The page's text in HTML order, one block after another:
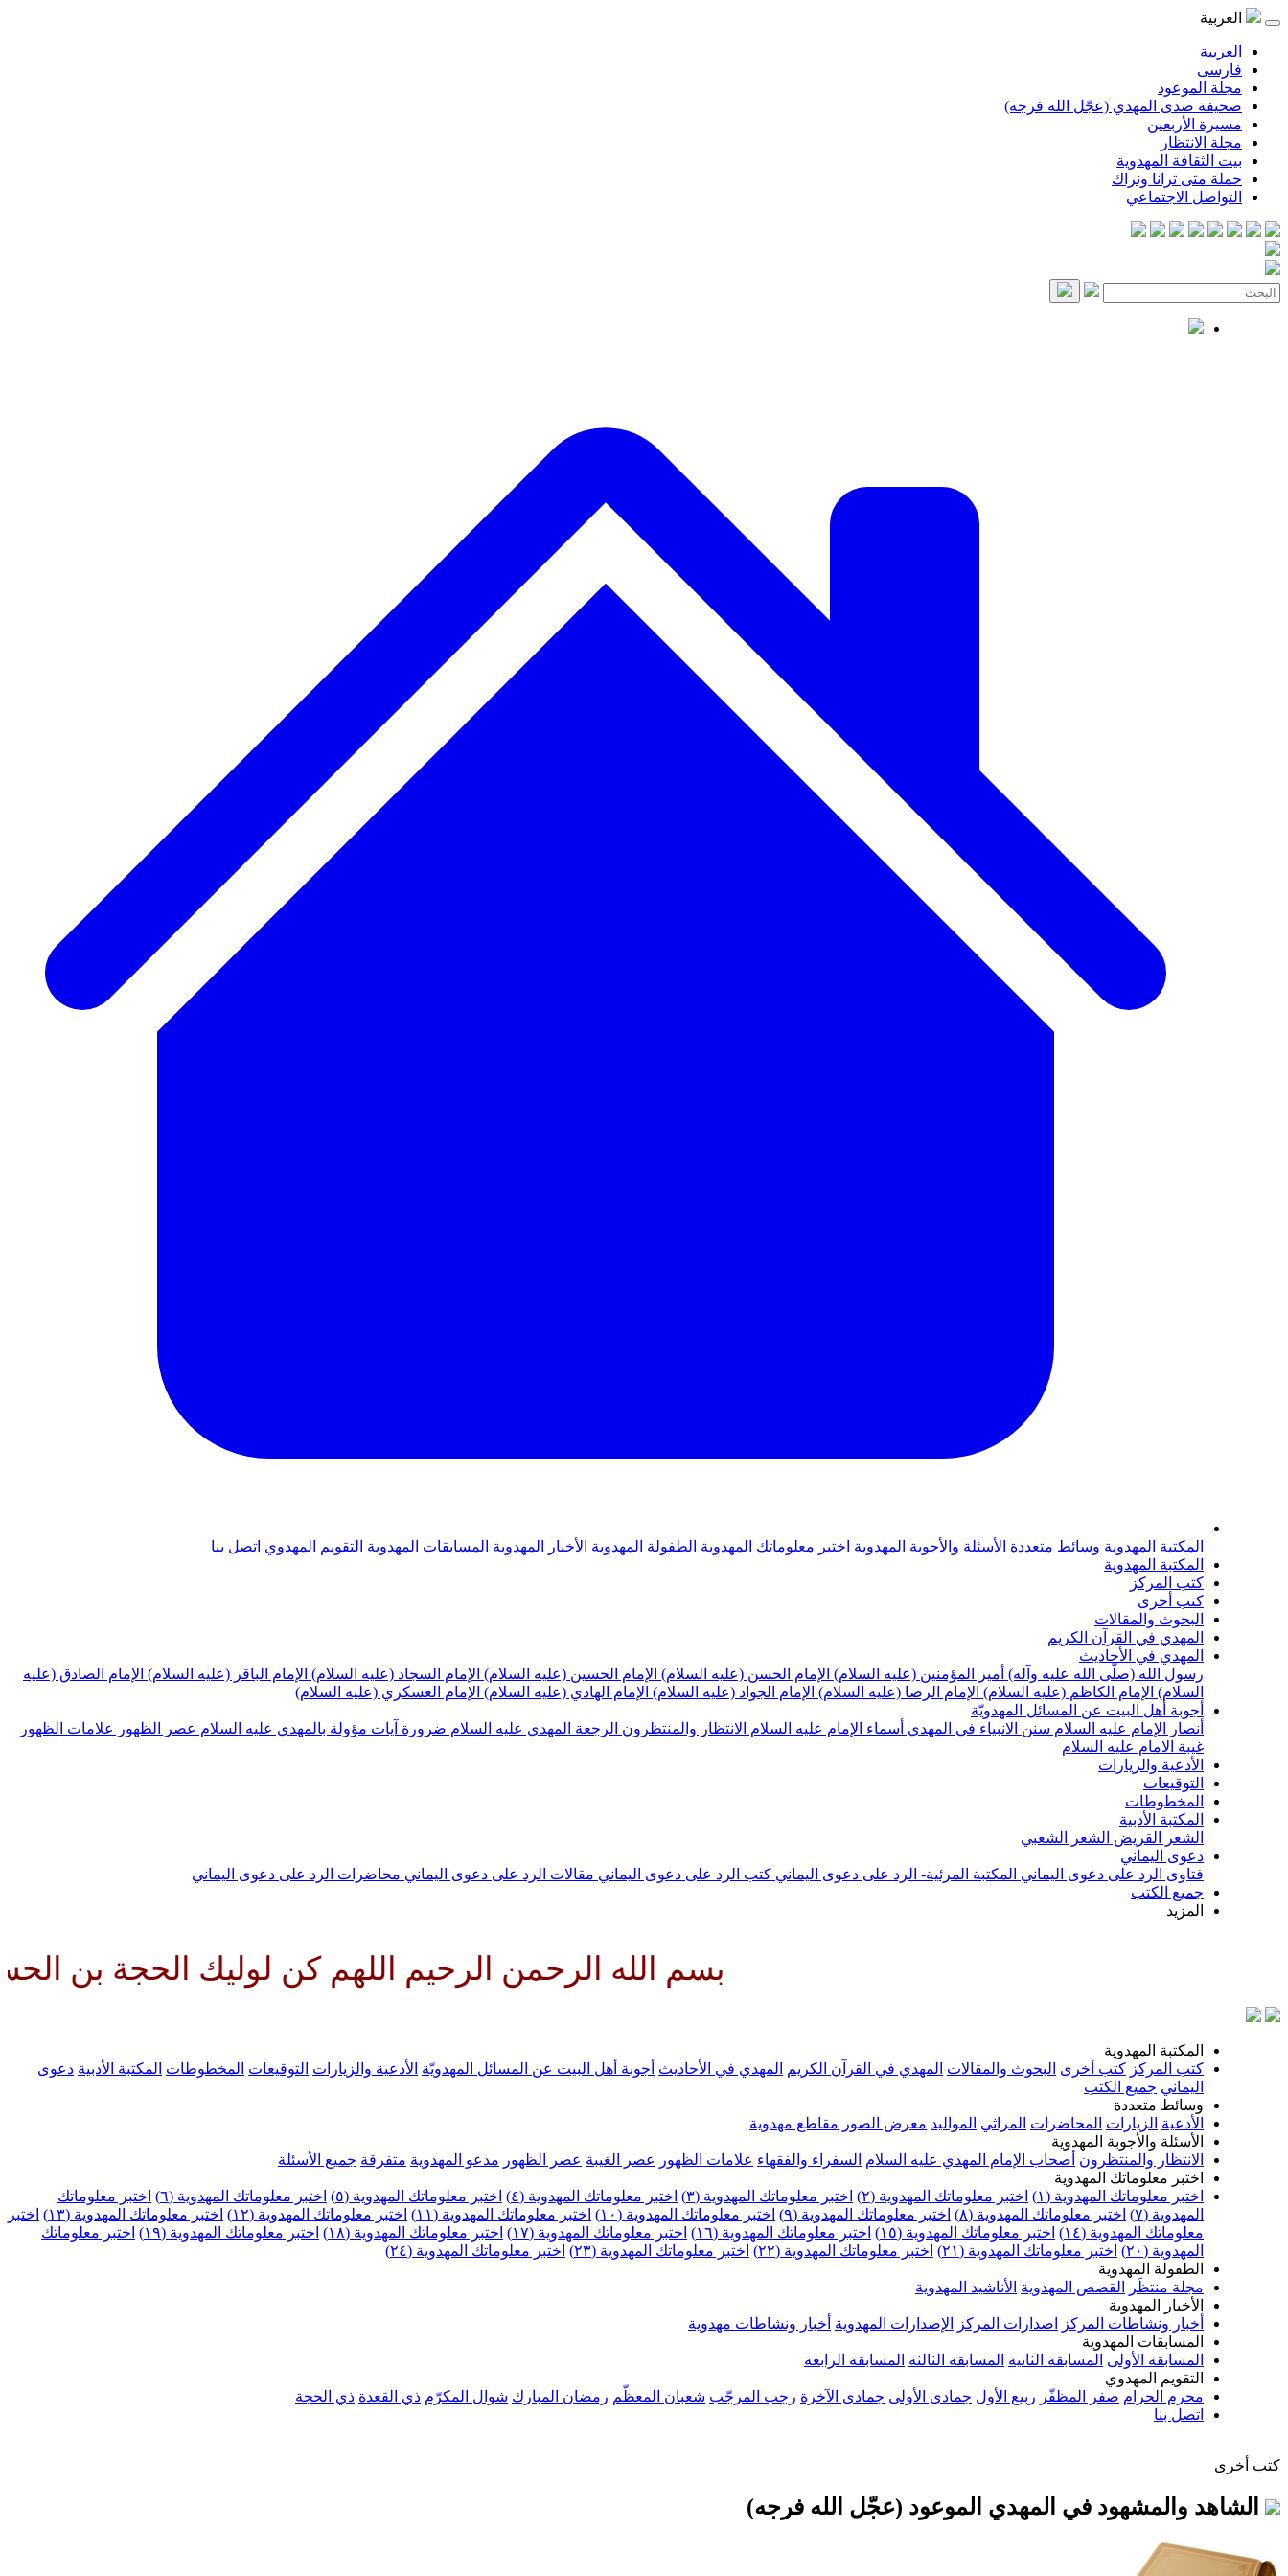
العربية
العربية
فارسی
مجلة الموعود
صحيفة صدى المهدي (عجّل الله فرجه)
مسيرة الأربعين
مجلة الانتظار
بيت الثقافة المهدوية
حملة متى ترانا ونراك
التواصل الاجتماعي
المكتبة المهدوية وسائط متعددة الأسئلة والأجوبة المهدوية اختبر معلوماتك المهدوية الطفولة المهدوية الأخبار المهدوية المسابقات المهدوية التقويم المهدوي اتصل بنا
المكتبة المهدوية
كتب المركز
كتب أخرى
البحوث والمقالات
المهدي في القرآن الكريم
المهدي في الأحاديث
رسول الله (صلّى الله عليه وآله) أمير المؤمنين (عليه السلام) الإمام الحسن (عليه السلام) الإمام الحسين (عليه السلام) الإمام السجاد (عليه السلام) الإمام الباقر (عليه السلام) الإمام الصادق (عليه
السلام) الإمام الكاظم (عليه السلام) الإمام الرضا (عليه السلام) الإمام الجواد (عليه السلام) الإمام الهادي (عليه السلام) الإمام العسكري (عليه السلام)
أجوبة أهل البيت عن المسائل المهدويّة
أنصار الإمام عليه السلام سنن الانبياء في المهدي أسماء الإمام عليه السلام الانتظار والمنتظرون الرجعة المهدي عليه السلام ضرورة آيات مؤولة بالمهدي عليه السلام عصر الظهور
علامات الظهور
غيبة الامام عليه السلام
الأدعية والزيارات
التوقيعات
المخطوطات
المكتبة الأدبية
الشعر القريض الشعر الشعبي
دعوى اليماني
فتاوى الرد على دعوى اليماني المكتبة المرئية- الرد على دعوى اليماني كتب الرد على دعوى اليماني مقالات الرد على دعوى اليماني محاضرات الرد على دعوى اليماني
جميع الكتب
المزيد
بسم الله الرحمن الرحيم اللهم كن لوليك الحجة بن الحسن
المكتبة المهدوية
كتب المركز كتب أخرى البحوث والمقالات المهدي في القرآن الكريم المهدي في الأحاديث أجوبة أهل البيت عن المسائل المهدويّة الأدعية والزيارات التوقيعات المخطوطات المكتبة الأدبية دعوى
اليماني جميع الكتب
وسائط متعددة
الأدعية الزيارات المحاضرات المراثي المواليد معرض الصور مقاطع مهدوية
الأسئلة والأجوبة المهدوية
الانتظار والمنتظرون أصحاب الإمام المهدي عليه السلام السفراء والفقهاء علامات الظهور عصر الغيبة عصر الظهور مدعو المهدوية متفرقة جميع الأسئلة
اختبر معلوماتك المهدوية
اختبر معلوماتك المهدوية (١)
اختبر معلوماتك المهدوية (٢) اختبر معلوماتك المهدوية (٣) اختبر معلوماتك المهدوية (٤) اختبر معلوماتك المهدوية (٥) اختبر معلوماتك المهدوية (٦)
اختبر معلوماتك
المهدوية (٧)
اختبر معلوماتك المهدوية (٨) اختبر معلوماتك المهدوية (٩) اختبر معلوماتك المهدوية (١٠) اختبر معلوماتك المهدوية (١١) اختبر معلوماتك المهدوية (١٢) اختبر معلوماتك المهدوية (١٣)
اختبر
معلوماتك المهدوية (١٤)
اختبر معلوماتك المهدوية (١٥) اختبر معلوماتك المهدوية (١٦) اختبر معلوماتك المهدوية (١٧) اختبر معلوماتك المهدوية (١٨) اختبر معلوماتك المهدوية (١٩)
اختبر معلوماتك
المهدوية (٢٠)
اختبر معلوماتك المهدوية (٢١) اختبر معلوماتك المهدوية (٢٢) اختبر معلوماتك المهدوية (٢٣)
اختبر معلوماتك المهدوية (٢٤)
الطفولة المهدوية
مجلة منتظَر
القصص المهدوية الأناشيد المهدوية
الأخبار المهدوية
أخبار ونشاطات المركز
اصدارات المركز الإصدارات المهدوية أخبار ونشاطات مهدوية
المسابقات المهدوية
المسابقة الأولى المسابقة الثانية المسابقة الثالثة المسابقة الرابعة
التقويم المهدوي
محرم الحرام صفر المظفّر ربيع الأول جمادى الأولى جمادى الآخرة رجب المرجّب شعبان المعظّم رمضان المبارك شوال المكرّم ذي القعدة ذي الحجة
اتصل بنا
كتب أخرى
الشاهد والمشهود في المهدي الموعود (عجّل الله فرجه)